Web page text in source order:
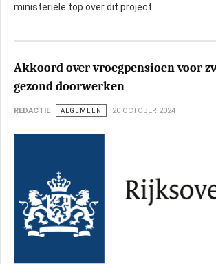
ministeriële top over dit project.
Akkoord over vroegpensioen voor
gezond doorwerken
REDACTIE ALGEMEEN 20 OCTOBER 2024